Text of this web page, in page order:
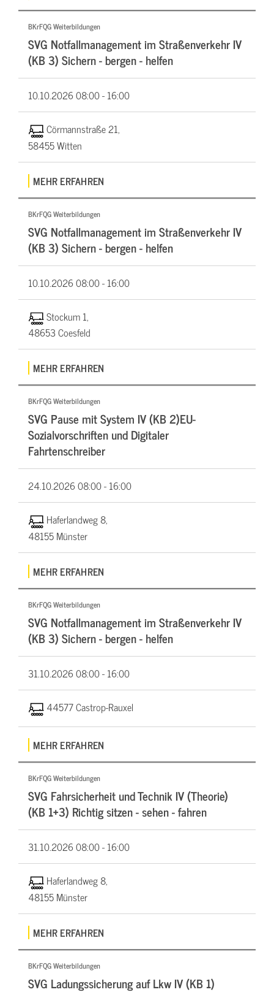
BKrFQG Weiterbildungen
SVG Notfallmanagement im Straßenverkehr IV
(KB 3) Sichern - bergen - helfen
10.10.202608:00 - 16:00
Cörmannstraße 21,
58455 Witten
MEHR ERFAHREN
BKrFQG Weiterbildungen
SVG Notfallmanagement im Straßenverkehr IV
(KB 3) Sichern - bergen - helfen
10.10.202608:00 - 16:00
Stockum 1,
48653 Coesfeld
MEHR ERFAHREN
BKrFQG Weiterbildungen
SVG Pause mit System IV (KB 2)EU-
Sozialvorschriften und Digitaler
Fahrtenschreiber
24.10.202608:00 - 16:00
Haferlandweg 8,
48155 Münster
MEHR ERFAHREN
BKrFQG Weiterbildungen
SVG Notfallmanagement im Straßenverkehr IV
(KB 3) Sichern - bergen - helfen
31.10.202608:00 - 16:00
44577 Castrop-Rauxel
MEHR ERFAHREN
BKrFQG Weiterbildungen
SVG Fahrsicherheit und Technik IV (Theorie)
(KB 1+3) Richtig sitzen - sehen - fahren
31.10.202608:00 - 16:00
Haferlandweg 8,
48155 Münster
MEHR ERFAHREN
BKrFQG Weiterbildungen
SVG Ladungssicherung auf Lkw IV (KB 1)